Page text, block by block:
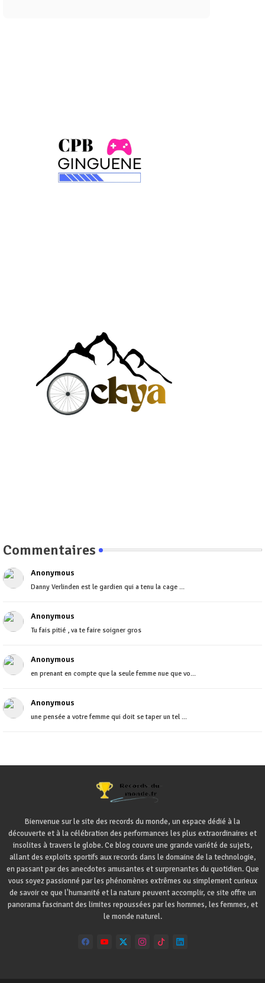
Commentaires
Anonymous
Danny Verlinden est le gardien qui a tenu la cage ...
Anonymous
Tu fais pitié , va te faire soigner gros
Anonymous
en prenant en compte que la seule femme nue que vo...
Anonymous
une pensée a votre femme qui doit se taper un tel ...
Bienvenue sur le site des records du monde, un espace dédié à la
découverte et à la célébration des performances les plus extraordinaires et
insolites à travers le globe. Ce blog couvre une grande variété de sujets,
allant des exploits sportifs aux records dans le domaine de la technologie,
en passant par des anecdotes amusantes et surprenantes du quotidien. Que
vous soyez passionné par les phénomènes extrêmes ou simplement curieux
de savoir ce que l'humanité et la nature peuvent accomplir, ce site offre un
panorama fascinant des limites repoussées par les hommes, les femmes, et
le monde naturel.